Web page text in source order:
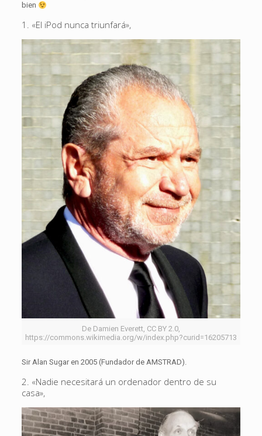
bien
1. «El iPod nunca triunfará»,
De Damien Everett, CC BY 2.0,
https://commons.wikimedia.org/w/index.php?curid=16205713
Sir Alan Sugar en 2005 (Fundador de AMSTRAD).
2. «Nadie necesitará un ordenador dentro de su
casa»,